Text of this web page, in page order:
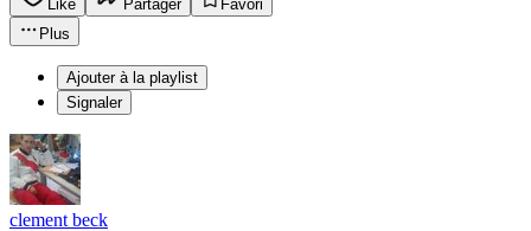
Like Partager
Favori
Plus
Ajouter à la playlist
Signaler
clement beck